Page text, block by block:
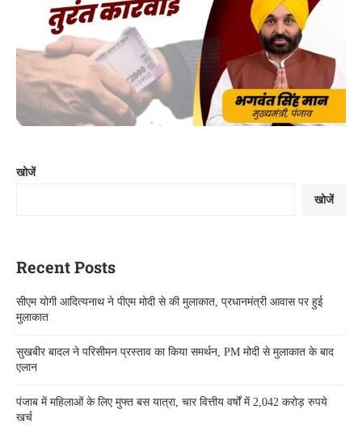
खोजें
खोजें
Recent Posts
सीएम योगी आदित्यनाथ ने पीएम मोदी से की मुलाकात, प्रधानमंत्री आवास पर हुई
मुलाकात
सुखबीर बादल ने परिसीमन प्रस्ताव का किया समर्थन, PM मोदी से मुलाकात के बाद
एलान
पंजाब में महिलाओं के लिए मुफ्त बस यात्रा, चार वित्तीय वर्षों में 2,042 करोड़ रुपये
खर्च